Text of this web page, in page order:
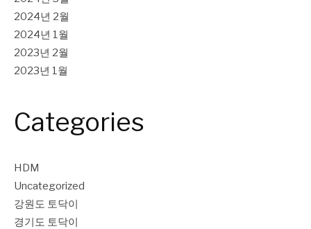
2024년 2월
2024년 1월
2023년 2월
2023년 1월
Categories
HDM
Uncategorized
강원도 토닥이
경기도 토닥이